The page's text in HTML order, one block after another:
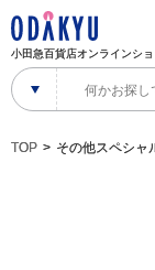
小田急百貨店オンラインシ
TOP その他スペシャ